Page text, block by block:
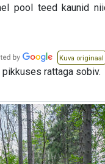
pool teed kaunid
Kuva originaal
pikkuses rattaga sobiv.